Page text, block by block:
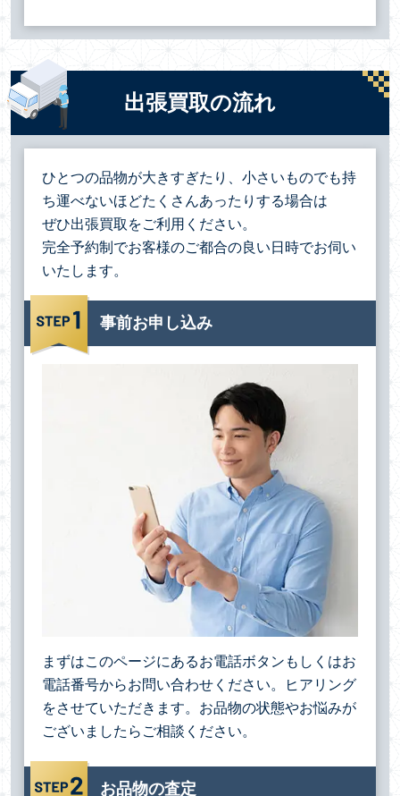
出張買取の流れ
ひとつの品物が大きすぎたり、小さいものでも持
ち運べないほどたくさんあったりする場合は
ぜひ出張買取をご利用ください。
完全予約制でお客様のご都合の良い日時でお伺い
いたします。
事前お申し込み
まずはこのページにあるお電話ボタンもしくはお
電話番号からお問い合わせください。ヒアリング
をさせていただきます。お品物の状態やお悩みが
ございましたらご相談ください。
お品物の査定